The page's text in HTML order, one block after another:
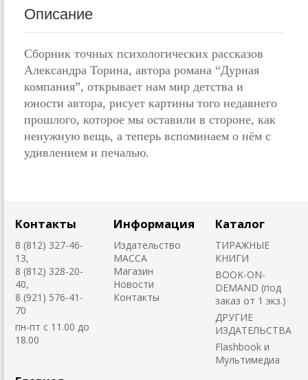
Описание
Сборник точных психологических рассказов
Александра Торина, автора романа “Дурная
компания”, открывает нам мир детства и
юности автора, рисует картины того недавнего
прошлого, которое мы оставили в стороне, как
ненужную вещь, а теперь вспоминаем о нём с
удивлением и печалью.
Контакты
8 (812) 327-46-
13,
8 (812) 328-20-
40,
8 (921) 576-41-
70
пн-пт с 11.00 до
18.00
Информация
Издательство
MACCA
Магазин
Новости
Контакты
Каталог
ТИРАЖНЫЕ
КНИГИ
BOOK-ON-
DEMAND (под
заказ от 1 экз.)
ДРУГИЕ
ИЗДАТЕЛЬСТВА
Flashbook и
Мультимедиа